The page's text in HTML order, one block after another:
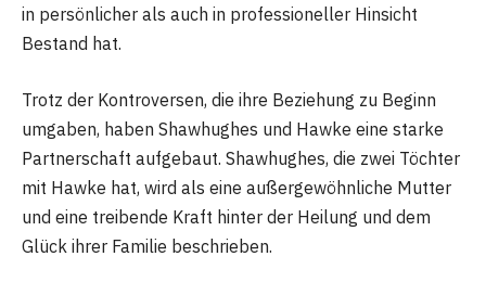
in persönlicher als auch in professioneller Hinsicht
Bestand hat​​.
Trotz der Kontroversen, die ihre Beziehung zu Beginn
umgaben, haben Shawhughes und Hawke eine starke
Partnerschaft aufgebaut. Shawhughes, die zwei Töchter
mit Hawke hat, wird als eine außergewöhnliche Mutter
und eine treibende Kraft hinter der Heilung und dem
Glück ihrer Familie beschrieben​​.